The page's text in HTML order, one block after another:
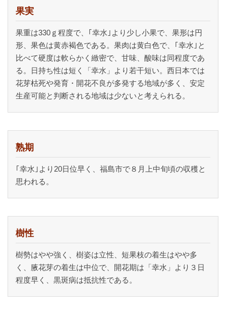
果実
果重は330ｇ程度で、｢幸水｣より少し小果で、果形は円
形、果色は黄赤褐色である。果肉は黄白色で、｢幸水｣と
比べて硬度は軟らかく緻密で、甘味、酸味は同程度であ
る。日持ち性は短く「幸水」より若干短い。西日本では
花芽枯死や発育・開花不良が多発する地域が多く、安定
生産可能と判断される地域は少ないと考えられる。
熟期
｢幸水｣より20日位早く、福島市で８月上中旬頃の収穫と
思われる。
樹性
樹勢はやや強く、樹姿は立性、短果枝の着生はやや多
く、腋花芽の着生は中位で、開花期は「幸水」より３日
程度早く、黒斑病は抵抗性である。